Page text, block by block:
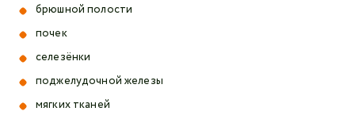
брюшной полости
почек
селезёнки
поджелудочной железы
мягких тканей